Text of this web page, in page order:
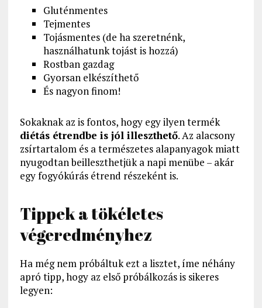
Gluténmentes
Tejmentes
Tojásmentes (de ha szeretnénk,
használhatunk tojást is hozzá)
Rostban gazdag
Gyorsan elkészíthető
És nagyon finom!
Sokaknak az is fontos, hogy egy ilyen termék
diétás étrendbe is jól illeszthető. Az alacsony
zsírtartalom és a természetes alapanyagok miatt
nyugodtan beilleszthetjük a napi menübe – akár
egy fogyókúrás étrend részeként is.
Tippek a tökéletes
végeredményhez
Ha még nem próbáltuk ezt a lisztet, íme néhány
apró tipp, hogy az első próbálkozás is sikeres
legyen: